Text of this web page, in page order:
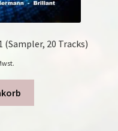
(Sampler, 20 Tracks)